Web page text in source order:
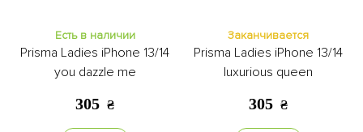
Есть в наличии
Prisma Ladies iPhone 13/14
you dazzle me
305 ₴
Заканчивается
Prisma Ladies iPhone 13/14
luxurious queen
305 ₴